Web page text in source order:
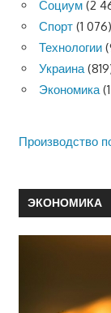
Социум (2
Спорт (1 076)
Технологии
Украина
Экономика
Производство
ЭКОНОМИКА